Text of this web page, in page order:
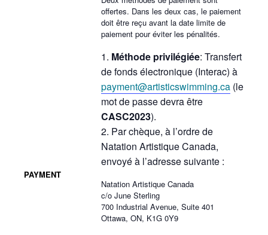
PAYMENT
offertes. Dans les deux cas, le paiement
doit être reçu avant la date limite de
paiement pour éviter les pénalités.
Méthode privilégiée: Transfert
de fonds électronique (Interac) à
payment@artisticswimming.ca (le
mot de passe devra être
CASC2023).
Par chèque, à l’ordre de
Natation Artistique Canada,
envoyé à l’adresse suivante :
Natation Artistique Canada
c/o June Sterling
700 Industrial Avenue, Suite 401
Ottawa, ON, K1G 0Y9